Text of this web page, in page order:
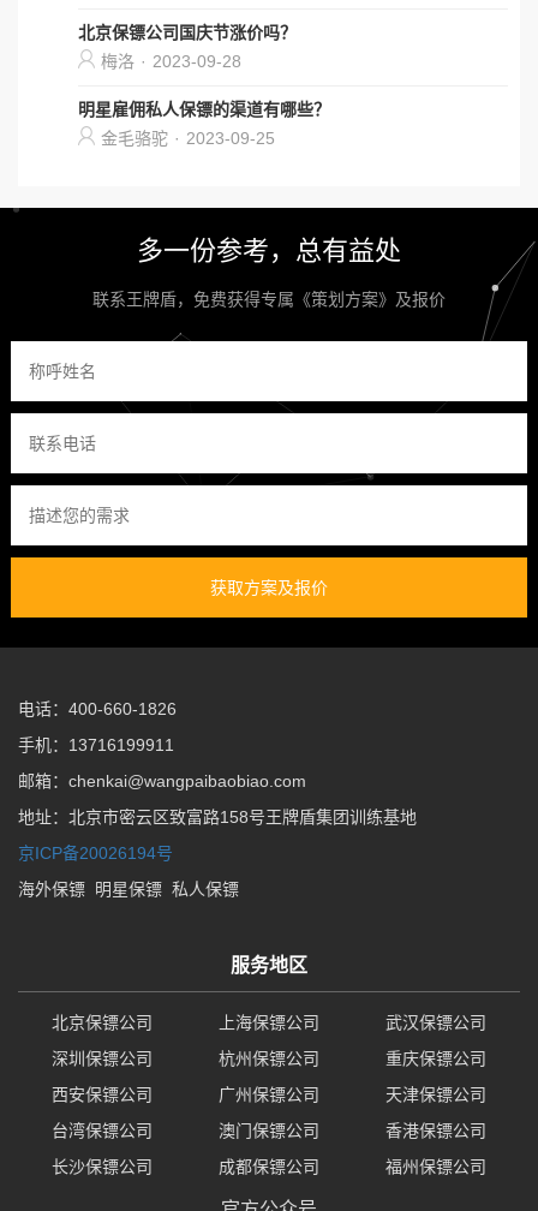
北京保镖公司国庆节涨价吗？
梅洛 · 2023-09-28
明星雇佣私人保镖的渠道有哪些？
金毛骆驼 · 2023-09-25
多一份参考，总有益处
联系王牌盾，免费获得专属《策划方案》及报价
获取方案及报价
电话：400-660-1826
手机：13716199911
邮箱：chenkai@wangpaibaobiao.com
地址：北京市密云区致富路158号王牌盾集团训练基地
京ICP备20026194号
海外保镖 明星保镖 私人保镖
服务地区
北京保镖公司 上海保镖公司
武汉保镖公司
深圳保镖公司
杭州保镖公司
重庆保镖公司
西安保镖公司
广州保镖公司
天津保镖公司
台湾保镖公司
澳门保镖公司
香港保镖公司
长沙保镖公司
成都保镖公司 福州保镖公司